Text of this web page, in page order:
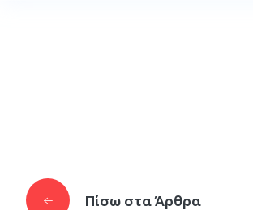
Πίσω στα Άρθρα